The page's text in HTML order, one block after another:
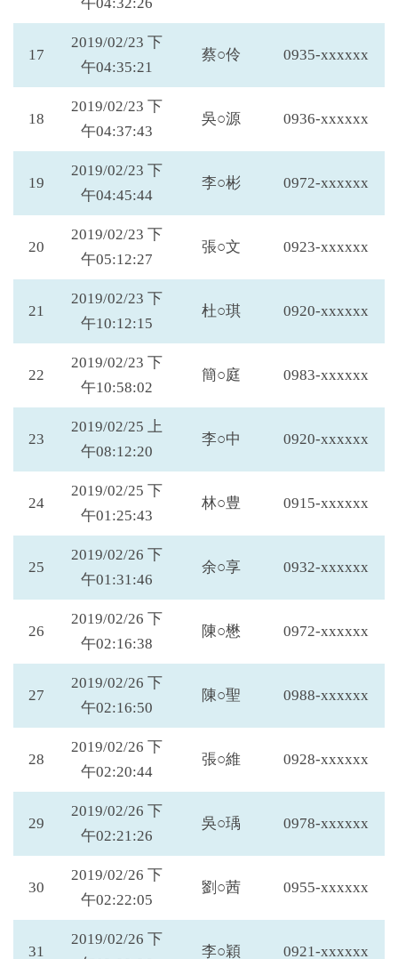
17
2019/02/23 下
午04:35:21
蔡○伶 0935-xxxxxx
18
2019/02/23 下
午04:37:43
吳○源 0936-xxxxxx
19
2019/02/23 下
午04:45:44
李○彬 0972-xxxxxx
20
2019/02/23 下
午05:12:27
張○文 0923-xxxxxx
21
2019/02/23 下
午10:12:15
杜○琪 0920-xxxxxx
22
2019/02/23 下
午10:58:02
簡○庭 0983-xxxxxx
23
2019/02/25 上
午08:12:20
李○中 0920-xxxxxx
24
2019/02/25 下
午01:25:43
林○豊 0915-xxxxxx
25
2019/02/26 下
午01:31:46
余○享 0932-xxxxxx
26
2019/02/26 下
午02:16:38
陳○懋 0972-xxxxxx
27
2019/02/26 下
午02:16:50
陳○聖 0988-xxxxxx
28
2019/02/26 下
午02:20:44
張○維 0928-xxxxxx
29
2019/02/26 下
午02:21:26
吳○瑀 0978-xxxxxx
30
2019/02/26 下
午02:22:05
劉○茜 0955-xxxxxx
31
2019/02/26 下
李○穎 0921-xxxxxx